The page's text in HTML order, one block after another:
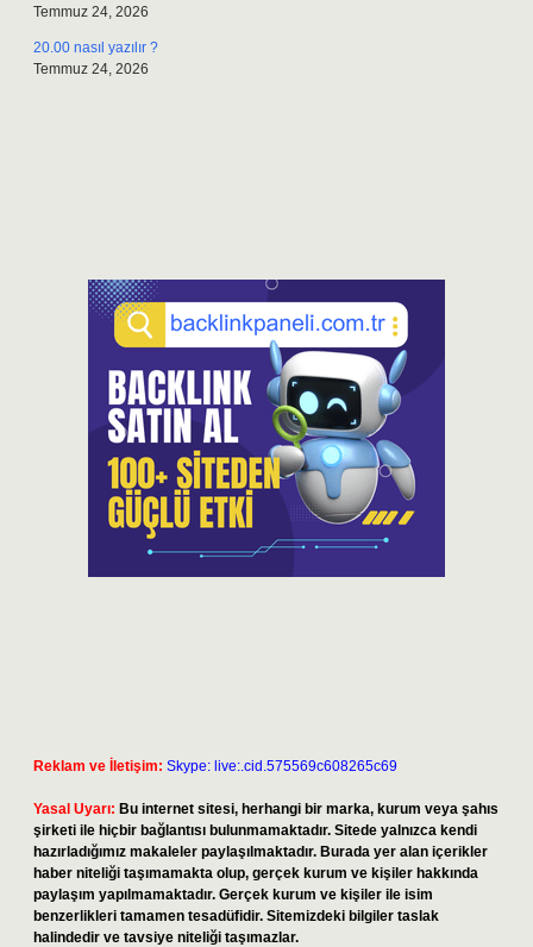
Temmuz 24, 2026
20.00 nasıl yazılır ?
Temmuz 24, 2026
Reklam ve İletişim: Skype: live:.cid.575569c608265c69
Yasal Uyarı: Bu internet sitesi, herhangi bir marka, kurum veya şahıs
şirketi ile hiçbir bağlantısı bulunmamaktadır. Sitede yalnızca kendi
hazırladığımız makaleler paylaşılmaktadır. Burada yer alan içerikler
haber niteliği taşımamakta olup, gerçek kurum ve kişiler hakkında
paylaşım yapılmamaktadır. Gerçek kurum ve kişiler ile isim
benzerlikleri tamamen tesadüfidir. Sitemizdeki bilgiler taslak
halindedir ve tavsiye niteliği taşımazlar.